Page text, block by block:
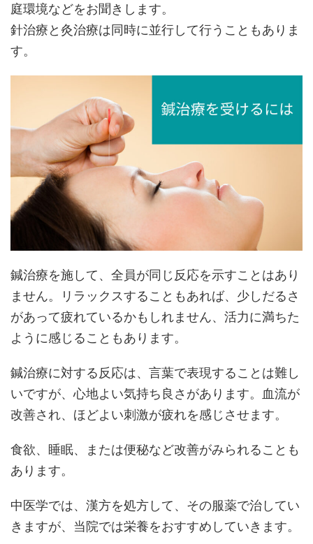
庭環境などをお聞きします。
針治療と灸治療は同時に並行して行うこともありま
す。
鍼治療を施して、全員が同じ反応を示すことはあり
ません。リラックスすることもあれば、少しだるさ
があって疲れているかもしれません、活力に満ちた
ように感じることもあります。
鍼治療に対する反応は、言葉で表現することは難し
いですが、心地よい気持ち良さがあります。血流が
改善され、ほどよい刺激が疲れを感じさせます。
食欲、睡眠、または便秘など改善がみられることも
あります。
中医学では、漢方を処方して、その服薬で治してい
きますが、当院では栄養をおすすめしていきます。